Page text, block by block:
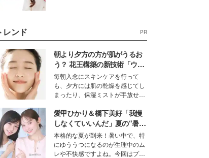
レンド PR
朝より夕方の方が肌がうるお
う？ 花王構築の新技術「ウォ
ーターキャプチャリングスキ
ン（捕水肌）」がスキンケア
の常識を変える予感
毎朝入念にスキンケアを行って
も、夕方には肌の乾燥を感じてし
まったり、保湿ミストが手放せな
な美容の常識を大きく変える可能
性を秘めた、革新的な「Water
Capturing Skin（ウォーターキャ
プチャリングスキン：捕水肌）」
技術を、花王が構築した。
愛甲ひかり＆橋下美好「我慢
しなくていいんだ」夏の“暑さ
対策”の新しい選択肢とは？
本格的な夏が到来！暑い中で、特
にゆううつになるのが生理中のム
レや不快感ですよね。今回はプラ